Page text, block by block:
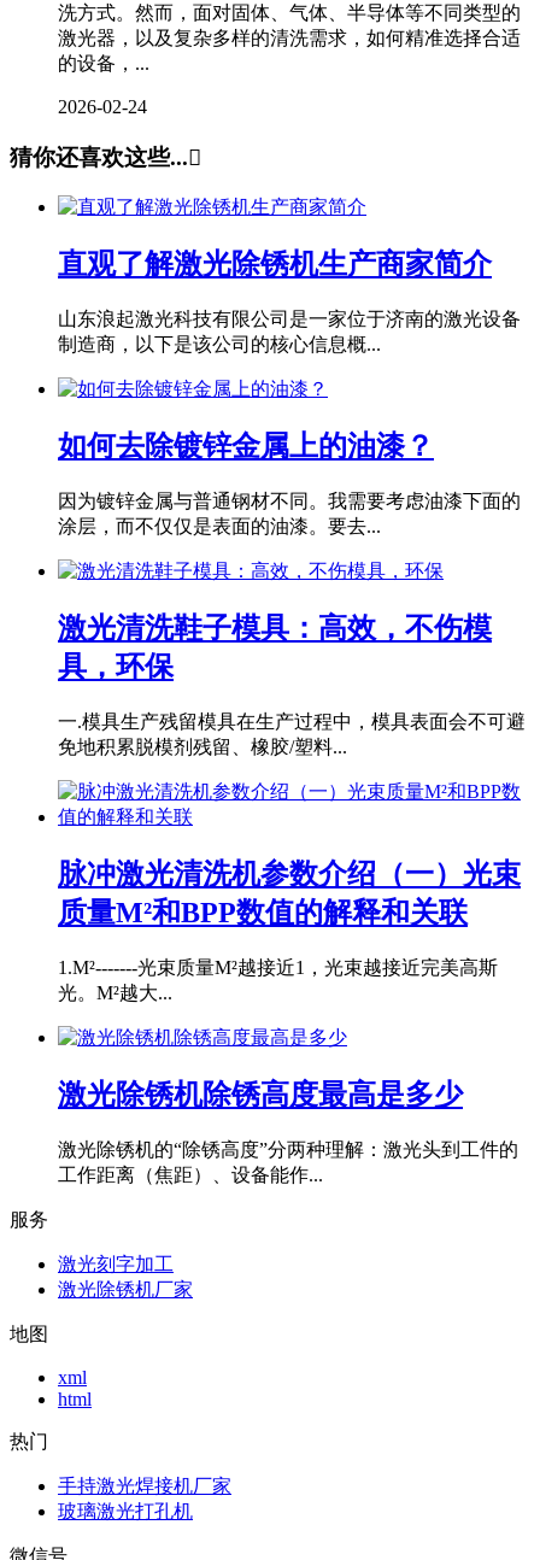
洗方式。然而，面对固体、气体、半导体等不同类型的
激光器，以及复杂多样的清洗需求，如何精准选择合适
的设备，...
2026-02-24
猜你还喜欢这些...
直观了解激光除锈机生产商家简介
山东浪起激光科技有限公司是一家位于济南的激光设备
制造商，以下是该公司的核心信息概...
如何去除镀锌金属上的油漆？
因为镀锌金属与普通钢材不同。我需要考虑油漆下面的
涂层，而不仅仅是表面的油漆。要去...
激光清洗鞋子模具：高效，不伤模
具，环保
一.模具生产残留模具在生产过程中，模具表面会不可避
免地积累脱模剂残留、橡胶/塑料...
脉冲激光清洗机参数介绍（一）光束
质量M²和BPP数值的解释和关联
1.M²-------光束质量M²越接近1，光束越接近完美高斯
光。M²越大...
激光除锈机除锈高度最高是多少
激光除锈机的“除锈高度”分两种理解：激光头到工件的
工作距离（焦距）、设备能作...
服务
激光刻字加工
激光除锈机厂家
地图
xml
html
热门
手持激光焊接机厂家
玻璃激光打孔机
微信号